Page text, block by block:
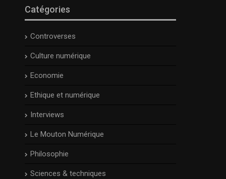
Catégories
Controverses
Culture numérique
Economie
Ethique et numérique
Interviews
Le Mouton Numérique
Philosophie
Sciences & techniques